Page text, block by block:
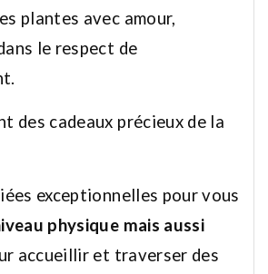
plantes avec amour,
le respect de
des cadeaux précieux de la
exceptionnelles pour vous
physique mais aussi
accueillir et traverser des